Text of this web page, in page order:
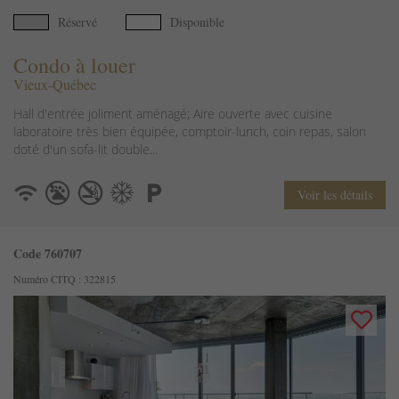
Réservé Disponible
Condo à louer
Vieux-Québec
Hall d'entrée joliment aménagé; Aire ouverte avec cuisine
laboratoire très bien équipée, comptoir-lunch, coin repas, salon
doté d'un sofa-lit double...
Voir les détails
Code 760707
Numéro CITQ : 322815